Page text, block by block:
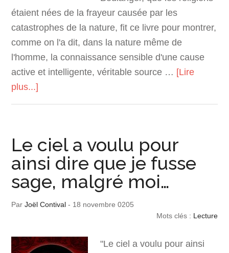
étaient nées de la frayeur causée par les
catastrophes de la nature, fit ce livre pour montrer,
comme on l'a dit, dans la nature même de
l'homme, la connaissance sensible d'une cause
active et intelligente, véritable source … [Lire
plus...]
Le ciel a voulu pour
ainsi dire que je fusse
sage, malgré moi…
ParJoël Contival - 18 novembre 0205
Mots clés : Lecture
"Le ciel a voulu pour ainsi